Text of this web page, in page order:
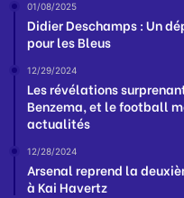
01/08/2025
Didier Deschamps : Un
pour les Bleus
12/29/2024
Les révélations
Benzema, et le football
actualités
12/28/2024
Arsenal reprend la
à Kai Havertz